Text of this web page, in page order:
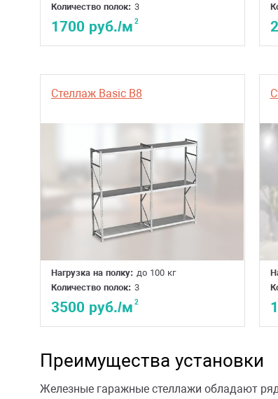
Количество полок: 3
1700 руб./м 2
Стеллаж Basic B8
Нагрузка на полку: до 100 кг
Количество полок: 3
3500 руб./м 2
Преимущества установки
Железные гаражные стеллажи обладают